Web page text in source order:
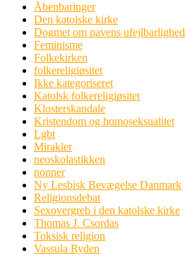
Åbenbaringer
Den katolske kirke
Dogmet om pavens ufejlbarlighed
Feminisme
Folkekirken
folkereligiøsitet
Ikke kategoriseret
Katolsk folkereligiøsitet
Klosterskandale
Kristendom og homoseksualitet
Lgbt
Mirakler
neoskolastikken
nonner
Ny Lesbisk Bevægelse Danmark
Religionsdebat
Sexovergreb i den katolske kirke
Thomas J. Csordas
Toksisk religion
Vassula Ryden